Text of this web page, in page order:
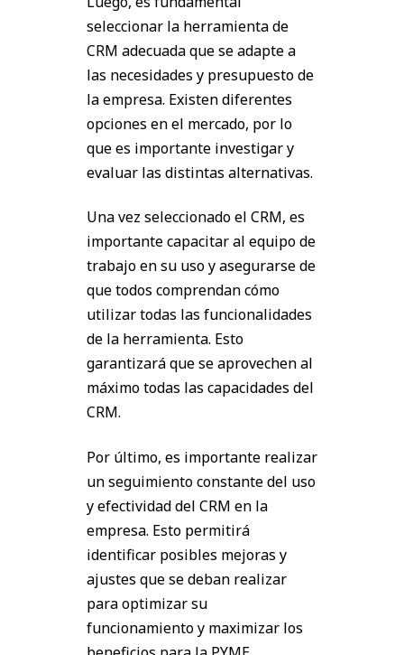
seleccionar la herramienta de
CRM adecuada que se adapte a
las necesidades y presupuesto de
la empresa. Existen diferentes
opciones en el mercado, por lo
que es importante investigar y
evaluar las distintas alternativas.
Una vez seleccionado el CRM, es
importante capacitar al equipo de
trabajo en su uso y asegurarse de
que todos comprendan cómo
utilizar todas las funcionalidades
de la herramienta. Esto
garantizará que se aprovechen al
máximo todas las capacidades del
CRM.
Por último, es importante realizar
un seguimiento constante del uso
y efectividad del CRM en la
empresa. Esto permitirá
identificar posibles mejoras y
ajustes que se deban realizar
para optimizar su
funcionamiento y maximizar los